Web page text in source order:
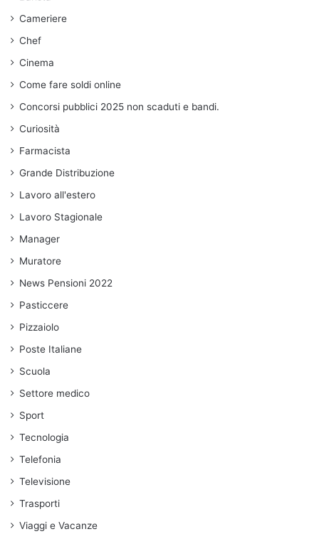
Cameriere
Chef
Cinema
Come fare soldi online
Concorsi pubblici 2025 non scaduti e bandi.
Curiosità
Farmacista
Grande Distribuzione
Lavoro all'estero
Lavoro Stagionale
Manager
Muratore
News Pensioni 2022
Pasticcere
Pizzaiolo
Poste Italiane
Scuola
Settore medico
Sport
Tecnologia
Telefonia
Televisione
Trasporti
Viaggi e Vacanze